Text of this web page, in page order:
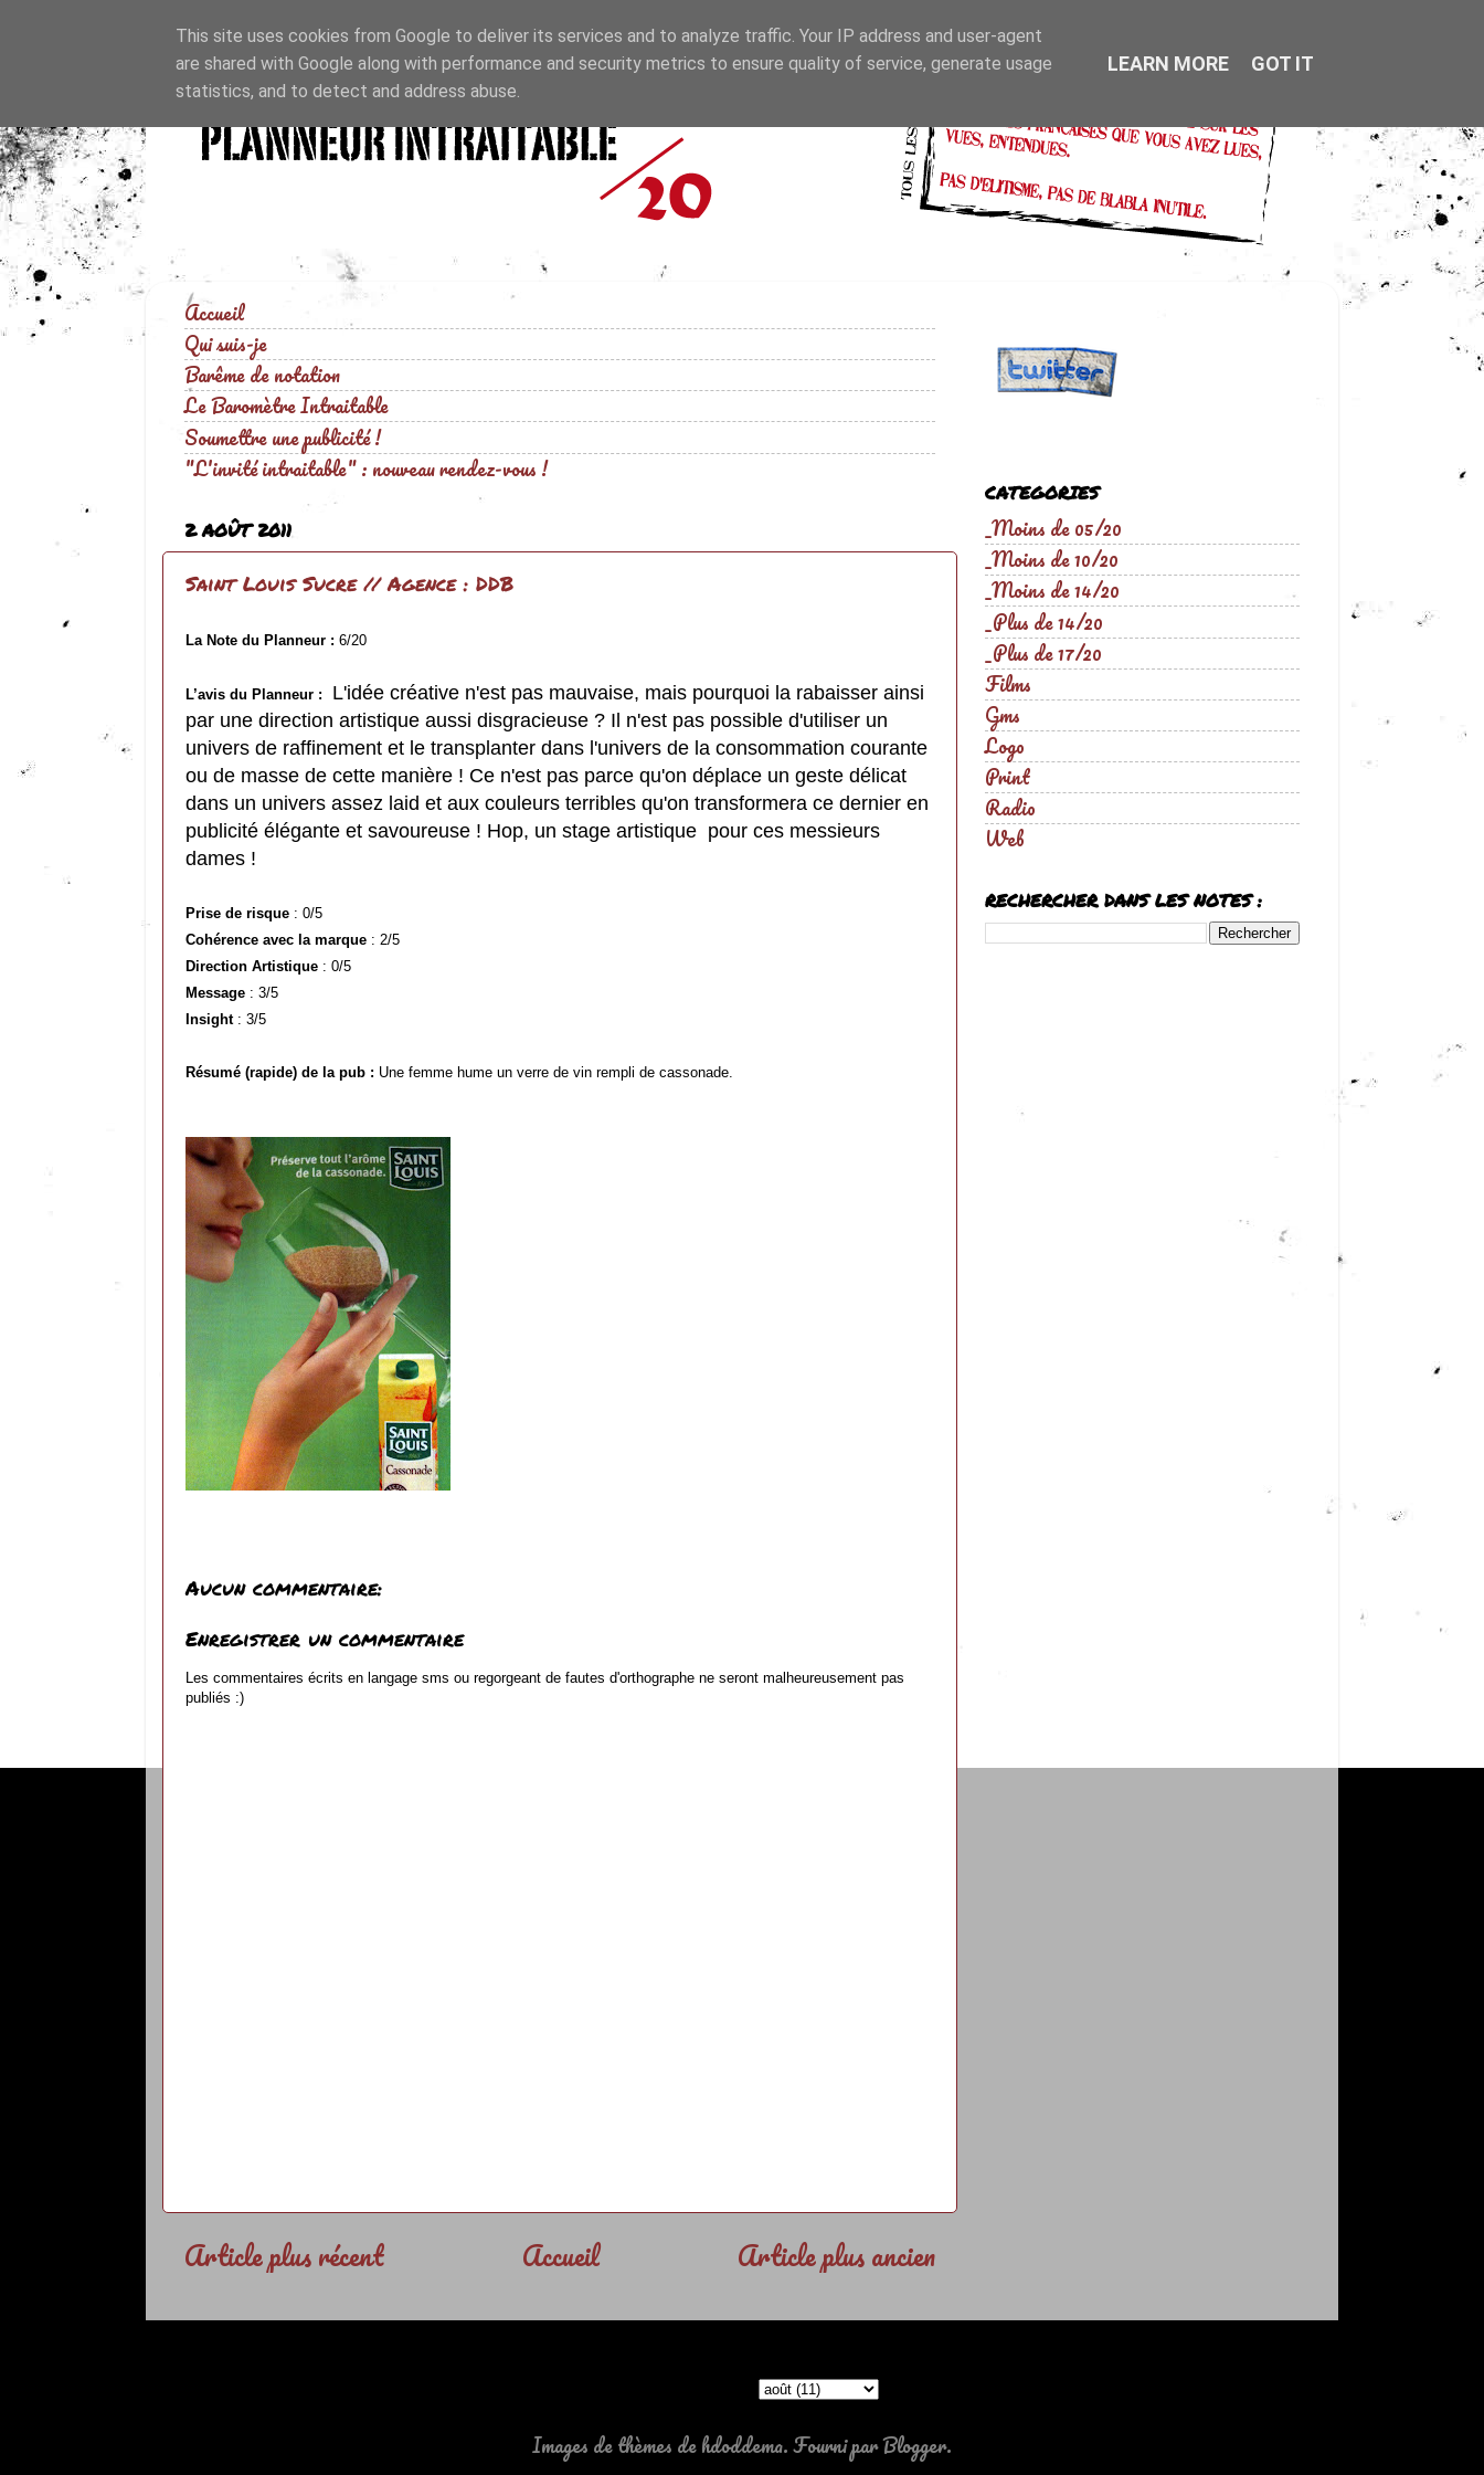
Accueil
Qui suis-je
Barême de notation
Le Baromètre Intraitable
Soumettre une publicité !
"L'invité intraitable" : nouveau rendez-vous !
2 AOÛT 2011
Saint Louis Sucre // Agence : DDB
La Note du Planneur : 6/20
L’avis du Planneur :
L'idée créative n'est pas mauvaise, mais pourquoi la rabaisser ainsi
par une direction artistique aussi disgracieuse ? Il n'est pas possible d'utiliser un
univers de raffinement et le transplanter dans l'univers de la consommation courante
ou de masse de cette manière ! Ce n'est pas parce qu'on déplace un geste délicat
dans un univers assez laid et aux couleurs terribles qu'on transformera ce dernier en
publicité élégante et savoureuse ! Hop, un stage artistique pour ces messieurs
dames !
Prise de risque : 0/5
Cohérence avec la marque : 2/5
Direction Artistique : 0/5
Message : 3/5
Insight: 3/5
Résumé (rapide) de la pub : Une femme hume un verre de vin rempli de cassonade.
Aucun commentaire:
Enregistrer un commentaire
Les commentaires écrits en langage sms ou regorgeant de fautes d'orthographe ne seront malheureusement pas
publiés :)
Article plus récent Article plus ancien
Accueil
CATEGORIES
_Moins de 05/20
_Moins de 10/20
_Moins de 14/20
_Plus de 14/20
_Plus de 17/20
Films
Gms
Logo
Print
Radio
Web
RECHERCHER DANS LES NOTES :
Images de thèmes dehdoddema. Fourni parBlogger.
This site uses cookies from Google to deliver its services and to analyze traffic. Your IP address and user-agent
are shared with Google along with performance and security metrics to ensure quality of service, generate usage
statistics, and to detect and address abuse.
LEARN MORE GOT IT